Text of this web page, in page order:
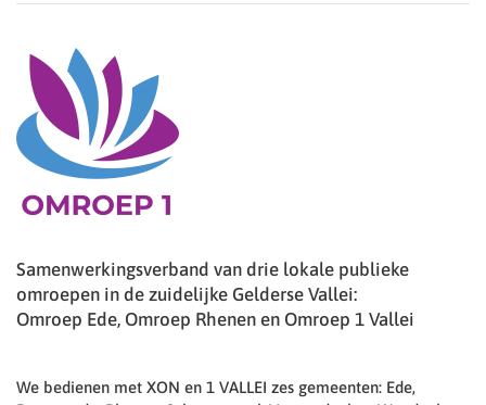
Samenwerkingsverband van drie lokale publieke
omroepen in de zuidelijke Gelderse Vallei:
Omroep Ede, Omroep Rhenen en Omroep 1 Vallei
We bedienen met XON en 1 VALLEI zes gemeenten: Ede,